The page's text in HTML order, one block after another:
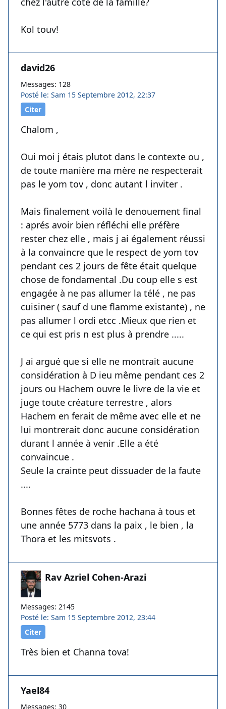
Kol touv!
david26
Messages: 128
Posté le: Sam 15 Septembre 2012, 22:37
Citer
Chalom ,
Oui moi j étais plutot dans le contexte ou ,
de toute manière ma mère ne respecterait
pas le yom tov , donc autant l inviter .
Mais finalement voilà le denouement final
: aprés avoir bien réfléchi elle préfère
rester chez elle , mais j ai également réussi
à la convaincre que le respect de yom tov
pendant ces 2 jours de fête était quelque
chose de fondamental .Du coup elle s est
engagée à ne pas allumer la télé , ne pas
cuisiner ( sauf d une flamme existante) , ne
pas allumer l ordi etcc .Mieux que rien et
ce qui est pris n est plus à prendre .....
J ai argué que si elle ne montrait aucune
considération à D ieu même pendant ces 2
jours ou Hachem ouvre le livre de la vie et
juge toute créature terrestre , alors
Hachem en ferait de même avec elle et ne
lui montrerait donc aucune considération
durant l année à venir .Elle a été
convaincue .
Seule la crainte peut dissuader de la faute
....
Bonnes fêtes de roche hachana à tous et
une année 5773 dans la paix , le bien , la
Thora et les mitsvots .
Rav Azriel Cohen-Arazi
Messages: 2145
Posté le: Sam 15 Septembre 2012, 23:44
Citer
Très bien et Channa tova!
Yael84
Messages: 30